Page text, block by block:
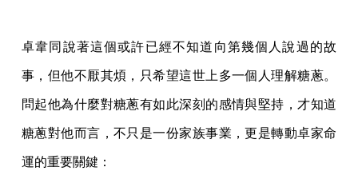
卓韋同說著這個或許已經不知道向第幾個人說過的故
事，但他不厭其煩，只希望這世上多一個人理解糖蔥。
問起他為什麼對糖蔥有如此深刻的感情與堅持，才知道
糖蔥對他而言，不只是一份家族事業，更是轉動卓家命
運的重要關鍵：